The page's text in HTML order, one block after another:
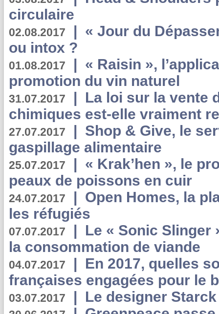
circulaire
02.08.2017 | « Jour du
ou intox ?
01.08.2017 | « Raisin »,
promotion du vin naturel
31.07.2017 | La loi sur la vente
chimiques est-elle vraiment
27.07.2017 | Shop & Give, le
gaspillage alimentaire
25.07.2017 | « Krak’hen », le
peaux de poissons en cuir
24.07.2017 | Open Homes, la
les réfugiés
07.07.2017 | Le « Sonic Slinger
la consommation de viande
04.07.2017 | En 2017, quelles
françaises engagées pour le
03.07.2017 | Le designer